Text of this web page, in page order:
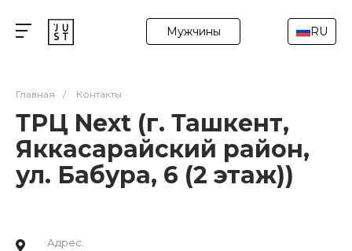
Мужчины RU
Главная / Контакты
ТРЦ Next (г. Ташкент,
Яккасарайский район,
ул. Бабура, 6 (2 этаж))
Адрес: